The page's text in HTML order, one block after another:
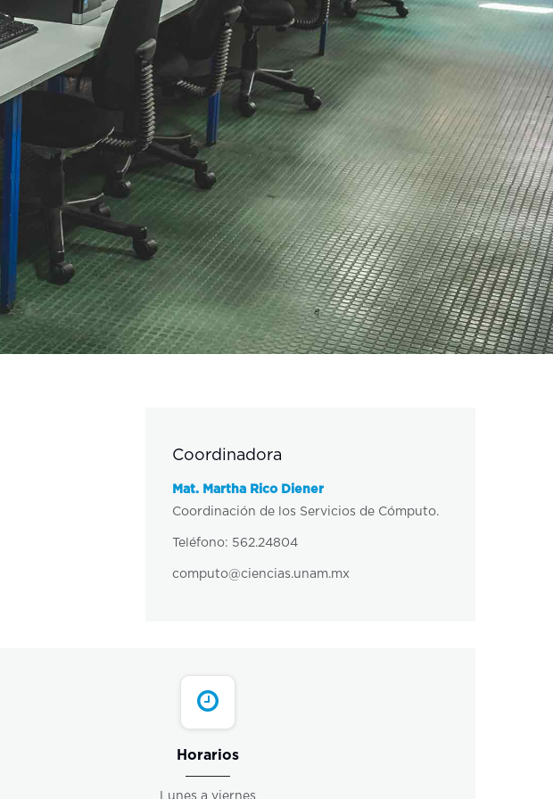
Coordinadora
Mat. Martha Rico Diener
Coordinación de los Servicios de Cómputo.
Teléfono: 562.24804
computo@ciencias.unam.mx
Horarios
Lunes a viernes